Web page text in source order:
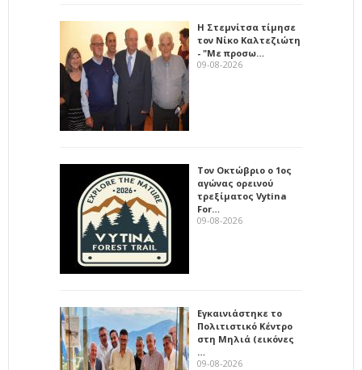
Η Στεμνίτσα τίμησε
τον Νίκο Καλτεζιώτη
- "Με προσω…
09-08-2026
Τον Οκτώβριο ο 1ος
αγώνας ορεινού
τρεξίματος Vytina
For…
09-08-2026
Εγκαινιάστηκε το
Πολιτιστικό Κέντρο
στη Μηλιά (εικόνες
…
09-08-2026